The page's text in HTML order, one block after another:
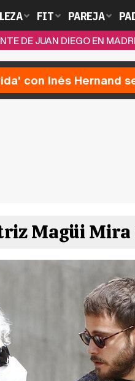
FIT PAREJA
DE JUAN DIEGO EN
con Inés Hernand
Magüi